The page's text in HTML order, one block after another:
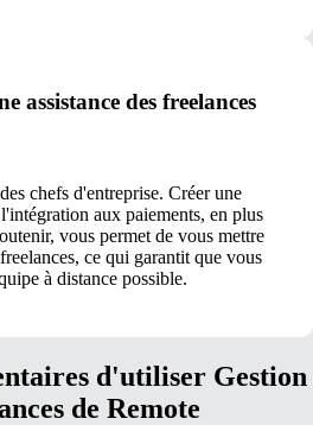
assistance des freelances
chefs d'entreprise. Créer une
aux paiements, en plus
vous permet de vous mettre
ce qui garantit que vous
à distance possible.
d'utiliser Gestion
de Remote